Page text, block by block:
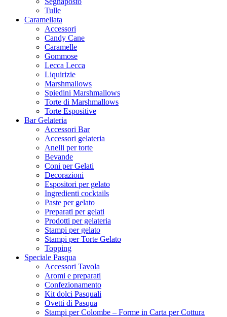
Tulle
Caramellata
Accessori
Candy Cane
Caramelle
Gommose
Lecca Lecca
Liquirizie
Marshmallows
Spiedini Marshmallows
Torte di Marshmallows
Torte Espositive
Bar Gelateria
Accessori Bar
Accessori gelateria
Anelli per torte
Bevande
Coni per Gelati
Decorazioni
Espositori per gelato
Ingredienti cocktails
Paste per gelato
Preparati per gelati
Prodotti per gelateria
Stampi per gelato
Stampi per Torte Gelato
Topping
Speciale Pasqua
Accessori Tavola
Aromi e preparati
Confezionamento
Kit dolci Pasquali
Ovetti di Pasqua
Stampi per Colombe – Forme in Carta per Cottura